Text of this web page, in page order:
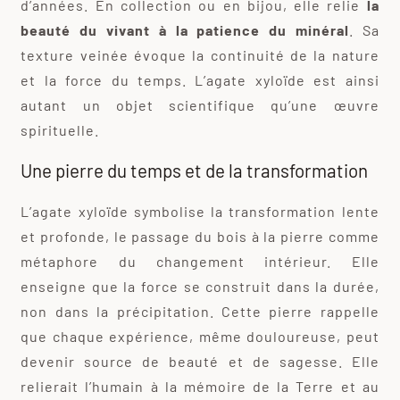
d’années. En collection ou en bijou, elle relie la
beauté du vivant à la patience du minéral . Sa
texture veinée évoque la continuité de la nature
et la force du temps. L’agate xyloïde est ainsi
autant un objet scientifique qu’une œuvre
spirituelle.
Une pierre du temps et de la transformation
L’agate xyloïde symbolise la transformation lente
et profonde, le passage du bois à la pierre comme
métaphore du changement intérieur. Elle
enseigne que la force se construit dans la durée,
non dans la précipitation. Cette pierre rappelle
que chaque expérience, même douloureuse, peut
devenir source de beauté et de sagesse. Elle
relierait l’humain à la mémoire de la Terre et au